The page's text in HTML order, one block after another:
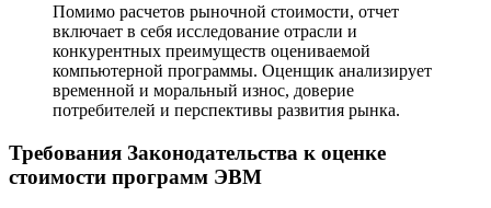
Помимо расчетов рыночной стоимости, отчет
включает в себя исследование отрасли и
конкурентных преимуществ оцениваемой
компьютерной программы. Оценщик анализирует
временной и моральный износ, доверие
потребителей и перспективы развития рынка.
Требования Законодательства к оценке
стоимости программ ЭВМ